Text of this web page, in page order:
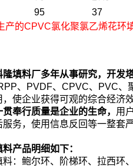
95 37
产的CPVC氯化聚氯乙烯花环
隆填料厂多年从事研究，开发
、PVDF、CPVC、PVC、
，使企业获得可观的综合经济效
奉行质量是企业的生命， 用
服务，使用信息反回等一整套
产品明细如下：
料：鲍尔环、阶梯环、拉西环